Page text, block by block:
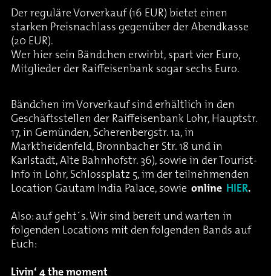
Der reguläre Vorverkauf (16 EUR) bietet einen
starken Preisnachlass gegenüber der Abendkasse
(20 EUR).
Wer hier sein Bändchen erwirbt, spart vier Euro,
Mitglieder der Raiffeisenbank sogar sechs Euro.
Bändchen im Vorverkauf sind erhältlich in den
Geschäftsstellen der Raiffeisenbank Lohr, Hauptstr.
17, in Gemünden, Scherenbergstr. 1a, in
Marktheidenfeld, Bronnbacher Str. 18 und in
Karlstadt, Alte Bahnhofstr. 36), sowie in der Tourist-
Info in Lohr, Schlossplatz 5, im der teilnehmenden
Location Gautam India Palace, sowie online HIER.
Also: auf geht´s. Wir sind bereit und warten in
folgenden Locations mit den folgenden Bands auf
Euch:
Livin‘ 4 the moment